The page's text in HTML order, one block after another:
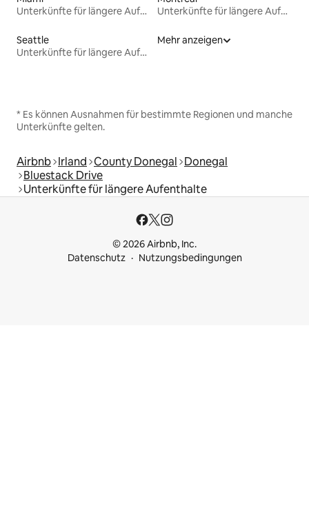
Unterkünfte für längere Aufenthalte
Unterkünfte für längere Aufenthalte
Seattle
Unterkünfte für längere Aufenthalte
Mehr anzeigen
* Es können Ausnahmen für bestimmte Regionen und manche
Unterkünfte gelten.
Airbnb Irland County Donegal Donegal
Bluestack Drive
Unterkünfte für längere Aufenthalte
© 2026 Airbnb, Inc.
Datenschutz
Nutzungsbedingungen